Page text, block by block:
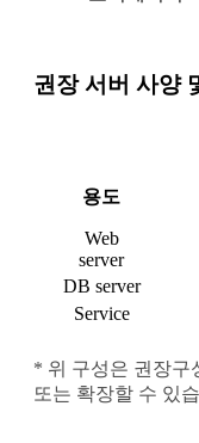
권장 서버 사양
용도
Web
server
DB server
Service
* 위 구성은 권장구
또는 확장할 수 있